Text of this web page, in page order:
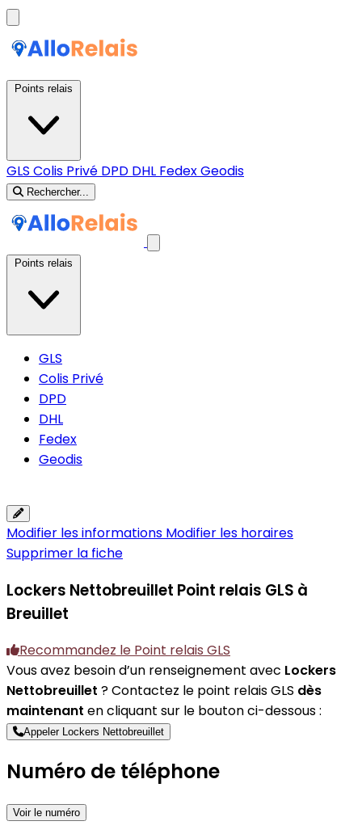
GLS Colis Privé DPD DHL FedexGeodis
Rechercher...
GLS
Colis Privé
DPD
DHL
Fedex
Geodis
Modifier les informations Modifier les horaires
Supprimer la fiche
Lockers Nettobreuillet Point relais GLS à
Breuillet
Recommandez le Point relais GLS
Vous avez besoin d’un renseignement avec Lockers
Nettobreuillet ? Contactez le point relais GLS dès
maintenant en cliquant sur le bouton ci-dessous :
Appeler Lockers Nettobreuillet
Numéro de téléphone
Voir le numéro